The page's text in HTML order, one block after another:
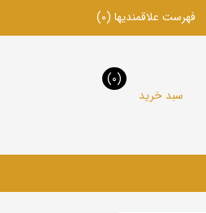
فهرست علاقمندیها (0)
سبد خرید
(0)